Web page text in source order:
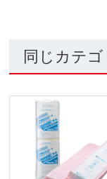
同じカテ